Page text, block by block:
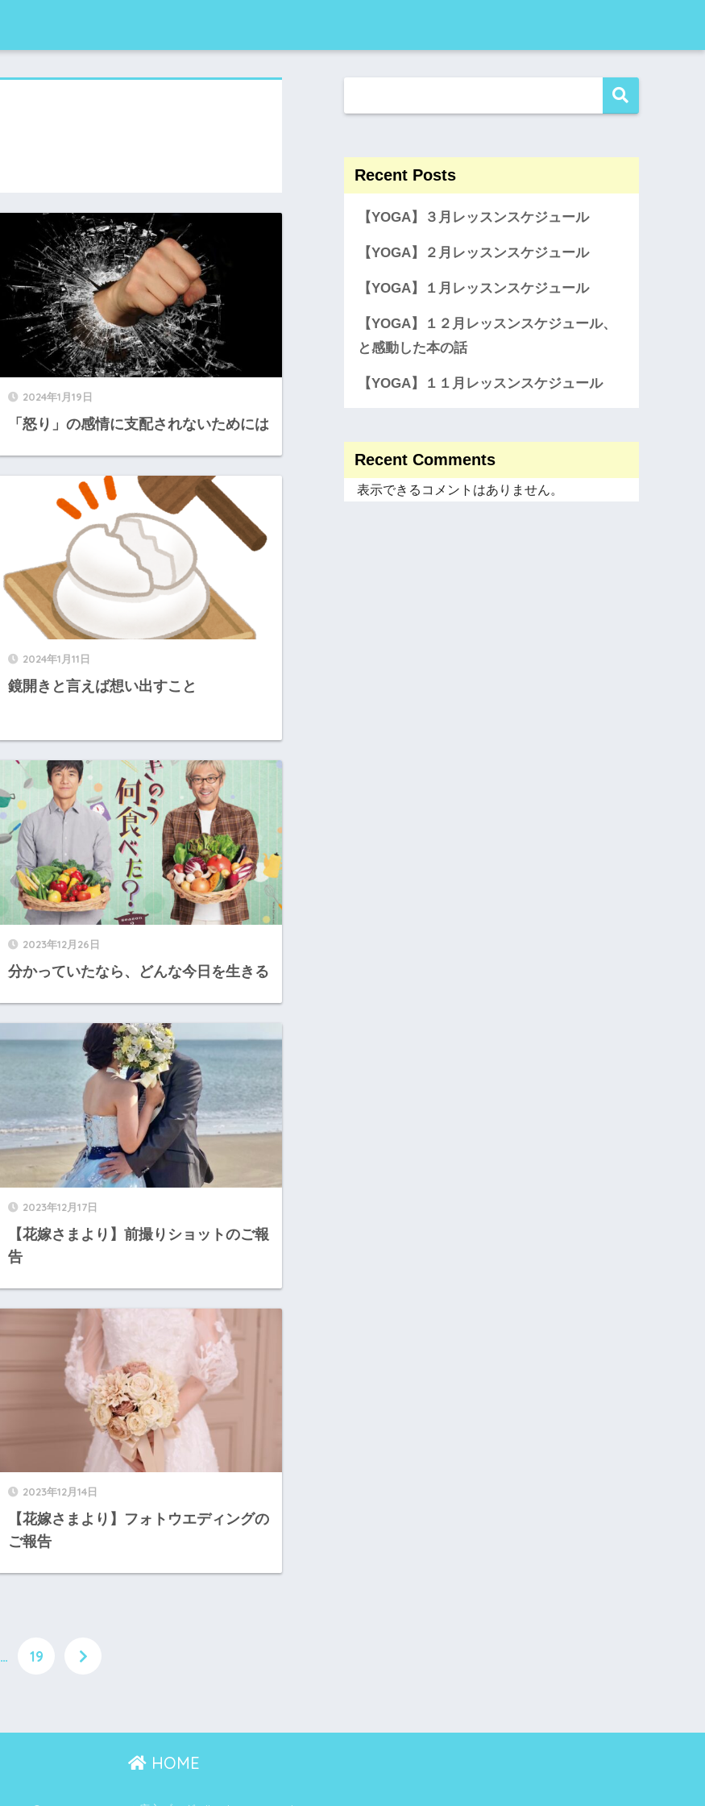
2024年1月19日
「怒り」の感情に支配されないためには
2024年1月11日
鏡開きと言えば想い出すこと
2023年12月26日
分かっていたなら、どんな今日を生きる
2023年12月17日
【花嫁さまより】前撮りショットのご報
告
2023年12月14日
【花嫁さまより】フォトウエディングの
ご報告
… 19
Recent Posts
【YOGA】３月レッスンスケジュール
【YOGA】２月レッスンスケジュール
【YOGA】１月レッスンスケジュール
【YOGA】１２月レッスンスケジュール、
と感動した本の話
【YOGA】１１月レッスンスケジュール
Recent Comments
表示できるコメントはありません。
HOME